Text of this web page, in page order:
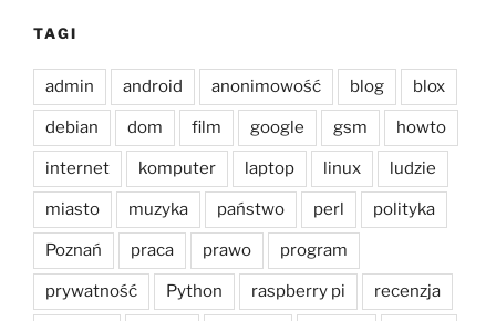
TAGI
admin android anonimowość blog blox
debian dom film google gsm howto
internet komputer laptop linux ludzie
miasto muzyka państwo perl polityka
Poznań praca prawo program
prywatność Python raspberry pi recenzja